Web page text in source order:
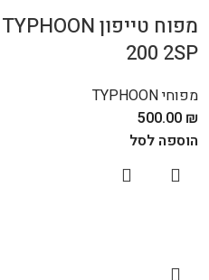
מפוח טייפון TYPHOON
200 2SP
מפוחי TYPHOON
500.00 ₪
הוספה לסל